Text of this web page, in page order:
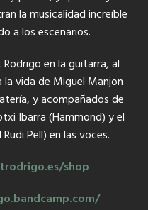
la musicalidad increíble
a los escenarios.
en la guitarra, al
vida de Miguel Manjon
y acompañados de
Ibarra (Hammond) y el
Pell) en las voces.
shop
bandcamp.com/